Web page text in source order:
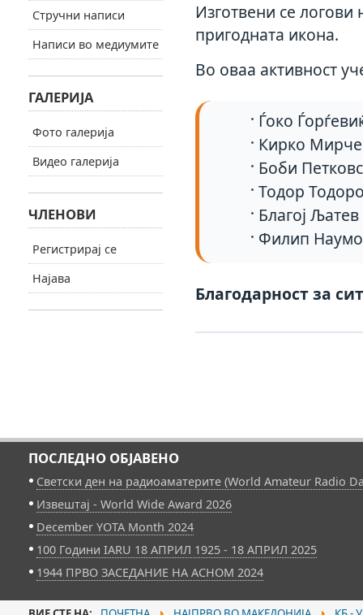
Изготвени се логови
пригодната икона.
Во оваа активност
Ѓоко
Кирко
Боби
Тодор
Благој
Филип
Благодарност за
Стручни написи
Написи во медиумите
ГАЛЕРИЈА
Фото галерија
Видео галерија
ЧЛЕНОВИ
Регистрирај се
Најава
ПОСЛЕДНО ОБЈАВЕНО
Светски ден на радиоаматерите (World Amateur Radio
Извештај - World Wide Award 2026
December YOTA Month 2024
100 Години IARU 18 АПРИЛ 1925 - 18 АПРИЛ 2025
1944 ПРВО ЗАСЕДАНИЕ НА АСНОМ 2024